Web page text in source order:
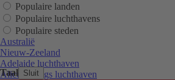
Taal Sluit
Populaire landen
Populaire luchthavens
Populaire steden
Australië
Nieuw-Zeeland
Adelaide luchthaven
Alice Springs luchthaven